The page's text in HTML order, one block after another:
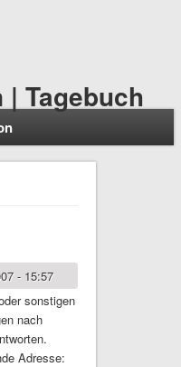
| Tagebuch
- 15:57
sonstigen
nach
Adresse: